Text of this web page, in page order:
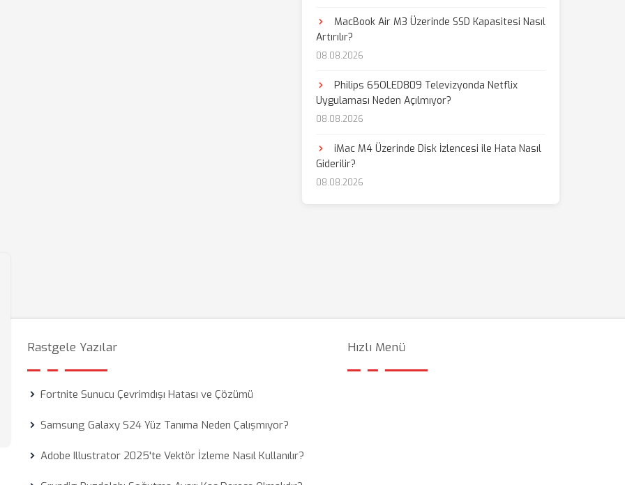
MacBook Air M3 Üzerinde SSD Kapasitesi Nasıl
Artırılır?
08.08.2026
Philips 65OLED809 Televizyonda Netflix
Uygulaması Neden Açılmıyor?
08.08.2026
iMac M4 Üzerinde Disk İzlencesi ile Hata Nasıl
Giderilir?
08.08.2026
Rastgele Yazılar
Fortnite Sunucu Çevrimdışı Hatası ve Çözümü
Samsung Galaxy S24 Yüz Tanıma Neden Çalışmıyor?
Adobe Illustrator 2025'te Vektör İzleme Nasıl Kullanılır?
Hızlı Menü